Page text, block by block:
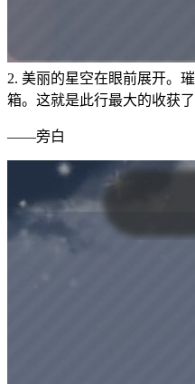
2. 美丽的星空在眼前展开。
箱。这就是此行最大的收获了
——旁白